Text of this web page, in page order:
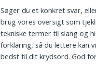
Søger du et konkret svar,
brug vores oversigt som
tekniske termer til slang og
forklaring, så du lettere kan
bedst til dit krydsord. God